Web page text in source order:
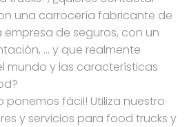
una carrocería fabricante de
de seguros, con un
… y que realmente
mundo y las características
ponemos fácil! Utiliza nuestro
y servicios para food trucks y